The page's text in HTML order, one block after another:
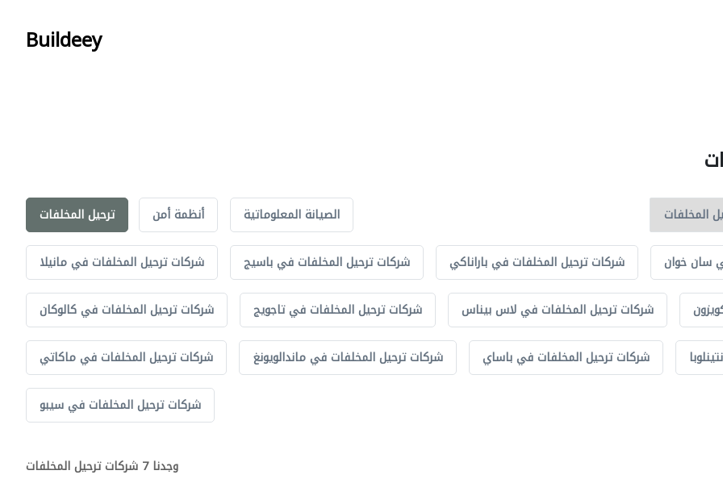
Buildeey
ترحيل المخلفات أنظمة أمن الصيانة المعلوماتية
شركات ترحيل المخلفات في مانيلا شركات ترحيل المخلفات في باسيج شركات ترحيل المخلفات في باراناكي سان خوان
شركات ترحيل المخلفات في كالوكان شركات ترحيل المخلفات في تاجويج شركات ترحيل المخلفات في لاس بيناس
شركات ترحيل المخلفات في ماكاتي شركات ترحيل المخلفات في ماندالويونغ شركات ترحيل المخلفات في باساي
شركات ترحيل المخلفات في سيبو
وجدنا 7 شركات ترحيل المخلفات